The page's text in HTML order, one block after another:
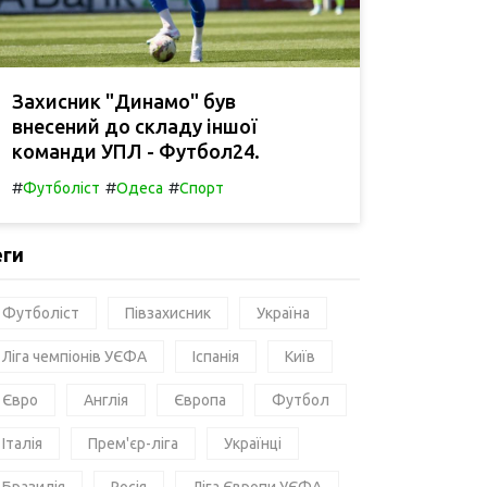
Захисник "Динамо" був
внесений до складу іншої
команди УПЛ - Футбол24.
#Футболіст #Одеса #Спорт
Футболіст Півзахисник Україна
Ліга чемпіонів УЄФА Іспанія Київ
Євро Англія Європа Футбол
Італія Прем'єр-ліга Українці